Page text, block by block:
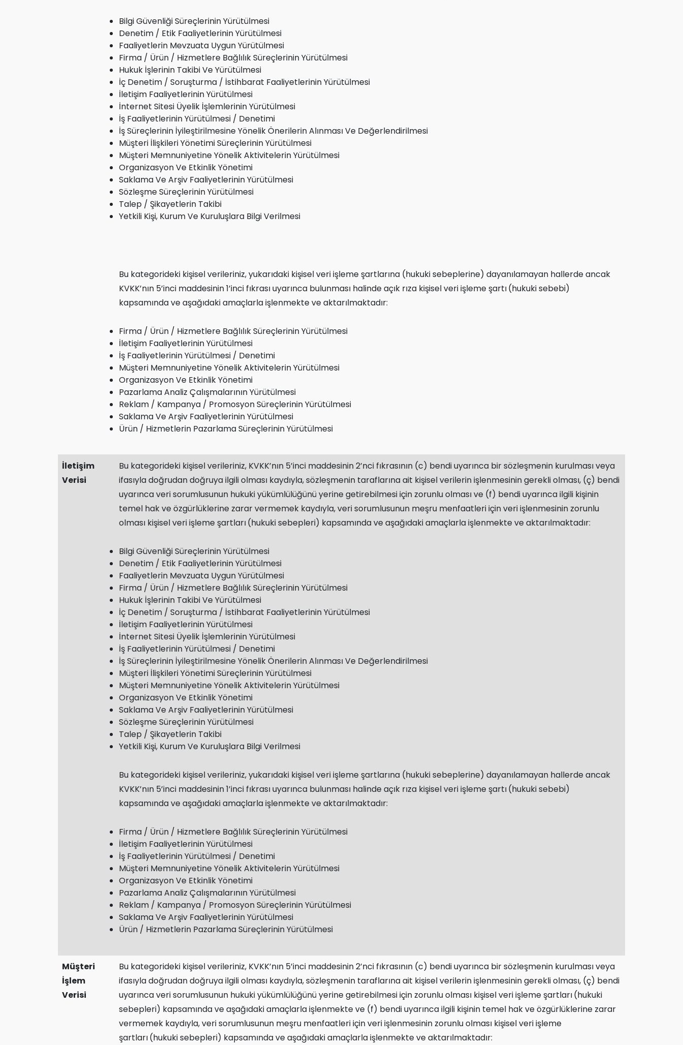
Bilgi Güvenliği Süreçlerinin Yürütülmesi
Denetim / Etik Faaliyetlerinin Yürütülmesi
Faaliyetlerin Mevzuata Uygun Yürütülmesi
Firma / Ürün / Hizmetlere Bağlılık Süreçlerinin Yürütülmesi
Hukuk İşlerinin Takibi Ve Yürütülmesi
İç Denetim / Soruşturma / İstihbarat Faaliyetlerinin Yürütülmesi
İletişim Faaliyetlerinin Yürütülmesi
İnternet Sitesi Üyelik İşlemlerinin Yürütülmesi
İş Faaliyetlerinin Yürütülmesi / Denetimi
İş Süreçlerinin İyileştirilmesine Yönelik Önerilerin Alınması Ve Değerlendirilmesi
Müşteri İlişkileri Yönetimi Süreçlerinin Yürütülmesi
Müşteri Memnuniyetine Yönelik Aktivitelerin Yürütülmesi
Organizasyon Ve Etkinlik Yönetimi
Saklama Ve Arşiv Faaliyetlerinin Yürütülmesi
Sözleşme Süreçlerinin Yürütülmesi
Talep / Şikayetlerin Takibi
Yetkili Kişi, Kurum Ve Kuruluşlara Bilgi Verilmesi
Bu kategorideki kişisel verileriniz, yukarıdaki kişisel veri işleme şartlarına (hukuki sebeplerine) dayanılamayan hallerde ancak
KVKK’nın 5’inci maddesinin 1’inci fıkrası uyarınca bulunması halinde açık rıza kişisel veri işleme şartı(hukuki sebebi)
kapsamında ve aşağıdaki amaçlarla işlenmekte ve aktarılmaktadır:
Firma / Ürün / Hizmetlere Bağlılık Süreçlerinin Yürütülmesi
İletişim Faaliyetlerinin Yürütülmesi
İş Faaliyetlerinin Yürütülmesi / Denetimi
Müşteri Memnuniyetine Yönelik Aktivitelerin Yürütülmesi
Organizasyon Ve Etkinlik Yönetimi
Pazarlama Analiz Çalışmalarının Yürütülmesi
Reklam / Kampanya / Promosyon Süreçlerinin Yürütülmesi
Saklama Ve Arşiv Faaliyetlerinin Yürütülmesi
Ürün / Hizmetlerin Pazarlama Süreçlerinin Yürütülmesi
İletişim
Verisi
Bu kategorideki kişisel verileriniz, KVKK’nın 5’inci maddesinin 2’nci fıkrasının (c) bendi uyarınca bir sözleşmenin kurulması veya
ifasıyla doğrudan doğruya ilgili olması kaydıyla, sözleşmenin taraflarına ait kişisel verilerin işlenmesinin gerekli olması, (ç) bendi
uyarınca veri sorumlusunun hukuki yükümlülüğünü yerine getirebilmesi için zorunlu olması ve (f) bendi uyarınca ilgili kişinin
temel hak ve özgürlüklerine zarar vermemek kaydıyla, veri sorumlusunun meşru menfaatleri için veri işlenmesinin zorunlu
olması kişisel veri işleme şartları(hukuki sebepleri) kapsamında ve aşağıdaki amaçlarla işlenmekte ve aktarılmaktadır:
Bilgi Güvenliği Süreçlerinin Yürütülmesi
Denetim / Etik Faaliyetlerinin Yürütülmesi
Faaliyetlerin Mevzuata Uygun Yürütülmesi
Firma / Ürün / Hizmetlere Bağlılık Süreçlerinin Yürütülmesi
Hukuk İşlerinin Takibi Ve Yürütülmesi
İç Denetim / Soruşturma / İstihbarat Faaliyetlerinin Yürütülmesi
İletişim Faaliyetlerinin Yürütülmesi
İnternet Sitesi Üyelik İşlemlerinin Yürütülmesi
İş Faaliyetlerinin Yürütülmesi / Denetimi
İş Süreçlerinin İyileştirilmesine Yönelik Önerilerin Alınması Ve Değerlendirilmesi
Müşteri İlişkileri Yönetimi Süreçlerinin Yürütülmesi
Müşteri Memnuniyetine Yönelik Aktivitelerin Yürütülmesi
Organizasyon Ve Etkinlik Yönetimi
Saklama Ve Arşiv Faaliyetlerinin Yürütülmesi
Sözleşme Süreçlerinin Yürütülmesi
Talep / Şikayetlerin Takibi
Yetkili Kişi, Kurum Ve Kuruluşlara Bilgi Verilmesi
Bu kategorideki kişisel verileriniz, yukarıdaki kişisel veri işleme şartlarına (hukuki sebeplerine) dayanılamayan hallerde ancak
KVKK’nın 5’inci maddesinin 1’inci fıkrası uyarınca bulunması halinde açık rıza kişisel veri işleme şartı(hukuki sebebi)
kapsamında ve aşağıdaki amaçlarla işlenmekte ve aktarılmaktadır:
Firma / Ürün / Hizmetlere Bağlılık Süreçlerinin Yürütülmesi
İletişim Faaliyetlerinin Yürütülmesi
İş Faaliyetlerinin Yürütülmesi / Denetimi
Müşteri Memnuniyetine Yönelik Aktivitelerin Yürütülmesi
Organizasyon Ve Etkinlik Yönetimi
Pazarlama Analiz Çalışmalarının Yürütülmesi
Reklam / Kampanya / Promosyon Süreçlerinin Yürütülmesi
Saklama Ve Arşiv Faaliyetlerinin Yürütülmesi
Ürün / Hizmetlerin Pazarlama Süreçlerinin Yürütülmesi
Müşteri
İşlem
Verisi
Bu kategorideki kişisel verileriniz, KVKK’nın 5’inci maddesinin 2’nci fıkrasının (c) bendi uyarınca bir sözleşmenin kurulması veya
ifasıyla doğrudan doğruya ilgili olması kaydıyla, sözleşmenin taraflarına ait kişisel verilerin işlenmesinin gerekli olması, (ç) bendi
uyarınca veri sorumlusunun hukuki yükümlülüğünü yerine getirebilmesi için zorunlu olması kişisel veri işleme şartları(hukuki
sebepleri) kapsamında ve aşağıdaki amaçlarla işlenmekte ve (f) bendi uyarınca ilgili kişinin temel hak ve özgürlüklerine zarar
vermemek kaydıyla, veri sorumlusunun meşru menfaatleri için veri işlenmesinin zorunlu olması kişisel veri işleme
şartları(hukuki sebepleri) kapsamında ve aşağıdaki amaçlarla işlenmekte ve aktarılmaktadır: